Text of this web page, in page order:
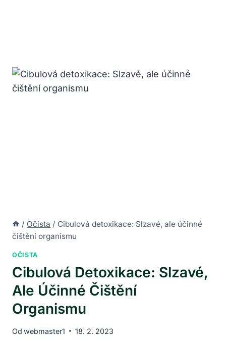
/ Očista / Cibulová detoxikace: Slzavé, ale účinné
čištění organismu
OČISTA
Cibulová Detoxikace: Slzavé,
Ale Účinné Čištění
Organismu
Od webmaster1 18. 2. 2023